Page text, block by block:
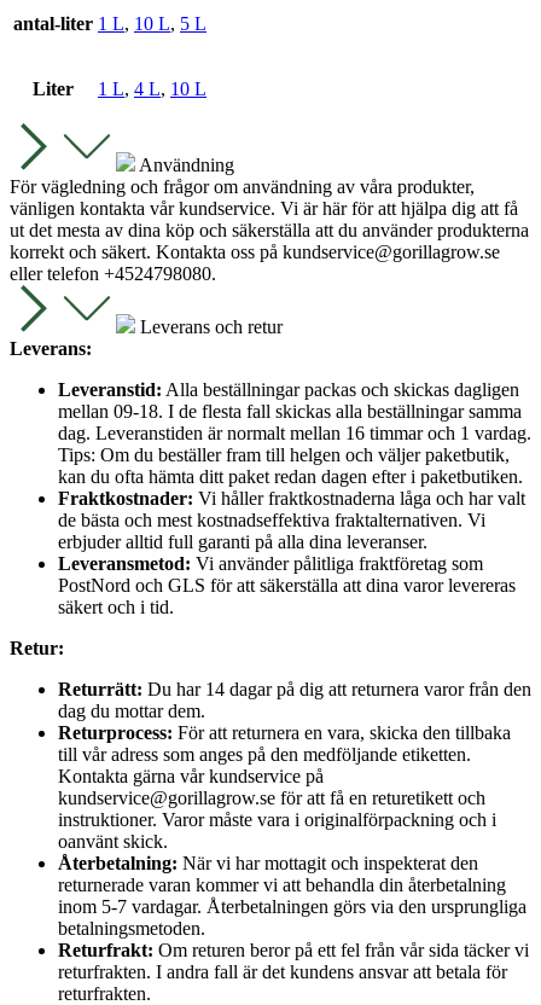
antal-liter 1 L, 10 L, 5 L
Liter 1 L, 4 L, 10 L
Användning
För vägledning och frågor om användning av våra produkter,
vänligen kontakta vår kundservice. Vi är här för att hjälpa dig att få
ut det mesta av dina köp och säkerställa att du använder produkterna
korrekt och säkert. Kontakta oss på kundservice@gorillagrow.se
eller telefon +4524798080.
Leverans och retur
Leverans:
Leveranstid: Alla beställningar packas och skickas dagligen
mellan 09-18. I de flesta fall skickas alla beställningar samma
dag. Leveranstiden är normalt mellan 16 timmar och 1 vardag.
Tips: Om du beställer fram till helgen och väljer paketbutik,
kan du ofta hämta ditt paket redan dagen efter i paketbutiken.
Fraktkostnader: Vi håller fraktkostnaderna låga och har valt
de bästa och mest kostnadseffektiva fraktalternativen. Vi
erbjuder alltid full garanti på alla dina leveranser.
Leveransmetod: Vi använder pålitliga fraktföretag som
PostNord och GLS för att säkerställa att dina varor levereras
säkert och i tid.
Retur:
Returrätt: Du har 14 dagar på dig att returnera varor från den
dag du mottar dem.
Returprocess: För att returnera en vara, skicka den tillbaka
till vår adress som anges på den medföljande etiketten.
Kontakta gärna vår kundservice på
kundservice@gorillagrow.se för att få en returetikett och
instruktioner. Varor måste vara i originalförpackning och i
oanvänt skick.
Återbetalning: När vi har mottagit och inspekterat den
returnerade varan kommer vi att behandla din återbetalning
inom 5-7 vardagar. Återbetalningen görs via den ursprungliga
betalningsmetoden.
Returfrakt: Om returen beror på ett fel från vår sida täcker vi
returfrakten. I andra fall är det kundens ansvar att betala för
returfrakten.